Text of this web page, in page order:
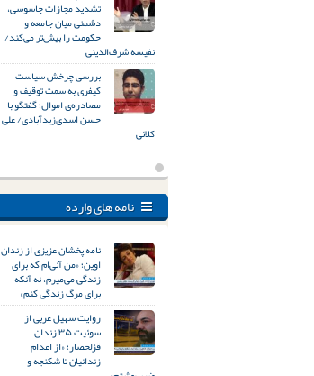
تشدید مجازات جاسوسی،
دشمنی میان جامعه و
حکومت را بیش‌تر می‌کند/
نفیسه شرف‌الدینی
بررسی چرخش سیاست
کیفری به سمت توقیف و
مصادره‌ی اموال؛ گفتگو با
حسن اسدی‌زیدآبادی/ علی
کلائی
نامه های وارده
نامه پخشان عزیزی از زندان
اوین؛ «من آنی‌ام که برای
زندگی می‌میرم، نه آنکه
برای مرگ زندگی کنم»
روایت سهیل عربی از
سوئیت ۳۵ زندان
قزلحصار؛ «از اعدام
زندانیان تا شکنجه و